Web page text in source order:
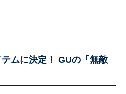
ムに決定！ GUの「無敵